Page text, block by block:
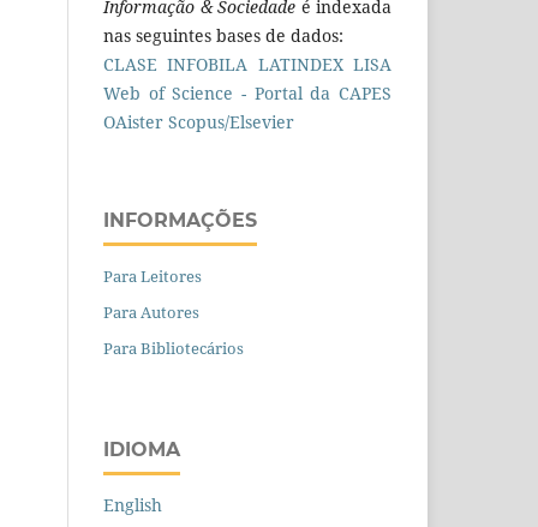
Informação & Sociedade é indexada
nas seguintes bases de dados:
CLASE INFOBILA LATINDEX LISA
Web of Science - Portal da CAPES
OAister Scopus/Elsevier
INFORMAÇÕES
Para Leitores
Para Autores
Para Bibliotecários
IDIOMA
English